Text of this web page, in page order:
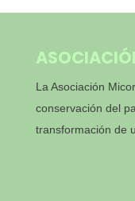
La Asociación
conservación del
transformación de